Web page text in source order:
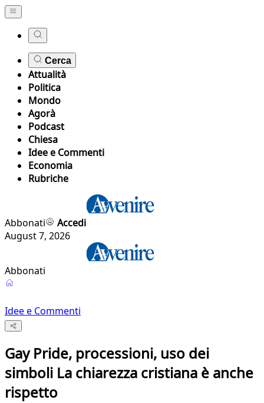
Cerca
Attualità
Politica
Mondo
Agorà
Podcast
Chiesa
Idee e Commenti
Economia
Rubriche
Abbonati
Accedi
August 7, 2026
Abbonati
Idee e Commenti
Gay Pride, processioni, uso dei
simboli La chiarezza cristiana è anche
rispetto